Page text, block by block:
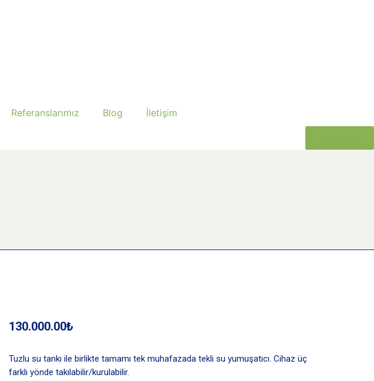
Referanslarımız Blog İletişim
130.000.00₺
Tuzlu su tankı ile birlikte tamamı tek muhafazada tekli su yumuşatıcı. Cihaz üç
farklı yönde takılabilir/kurulabilir.